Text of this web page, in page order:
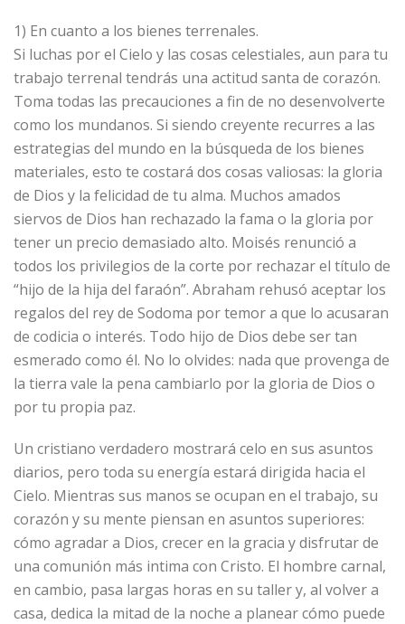
1) En cuanto a los bienes terrenales.
Si luchas por el Cielo y las cosas celestiales, aun para tu
trabajo terrenal tendrás una actitud santa de corazón.
Toma todas las precauciones a fin de no desenvolverte
como los mundanos. Si siendo creyente recurres a las
estrategias del mundo en la búsqueda de los bienes
materiales, esto te costará dos cosas valiosas: la gloria
de Dios y la felicidad de tu alma. Muchos amados
siervos de Dios han rechazado la fama o la gloria por
tener un precio demasiado alto. Moisés renunció a
todos los privilegios de la corte por rechazar el título de
“hijo de la hija del faraón”. Abraham rehusó aceptar los
regalos del rey de Sodoma por temor a que lo acusaran
de codicia o interés. Todo hijo de Dios debe ser tan
esmerado como él. No lo olvides: nada que provenga de
la tierra vale la pena cambiarlo por la gloria de Dios o
por tu propia paz.
Un cristiano verdadero mostrará celo en sus asuntos
diarios, pero toda su energía estará dirigida hacia el
Cielo. Mientras sus manos se ocupan en el trabajo, su
corazón y su mente piensan en asuntos superiores:
cómo agradar a Dios, crecer en la gracia y disfrutar de
una comunión más intima con Cristo. El hombre carnal,
en cambio, pasa largas horas en su taller y, al volver a
casa, dedica la mitad de la noche a planear cómo puede